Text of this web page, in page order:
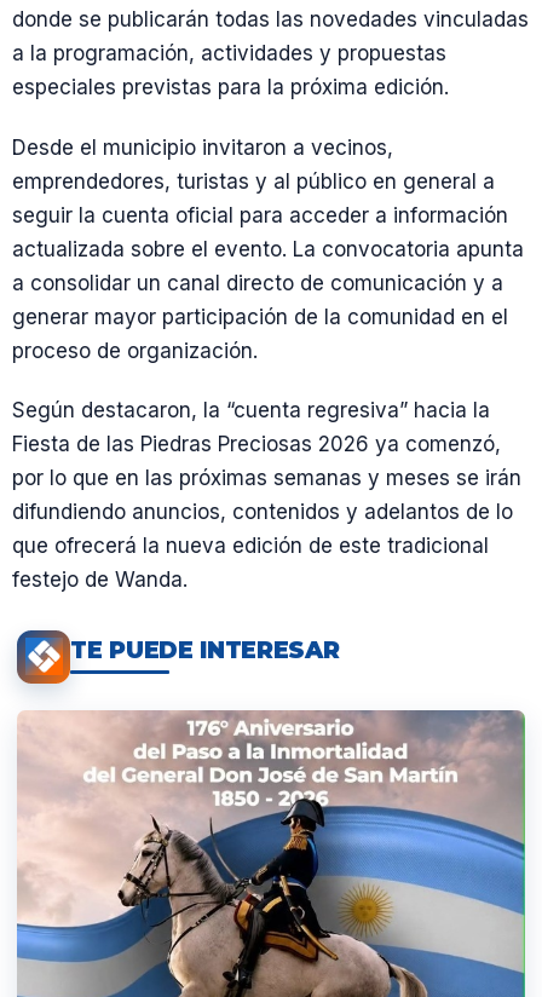
donde se publicarán todas las novedades vinculadas
a la programación, actividades y propuestas
especiales previstas para la próxima edición.
Desde el municipio invitaron a vecinos,
emprendedores, turistas y al público en general a
seguir la cuenta oficial para acceder a información
actualizada sobre el evento. La convocatoria apunta
a consolidar un canal directo de comunicación y a
generar mayor participación de la comunidad en el
proceso de organización.
Según destacaron, la “cuenta regresiva” hacia la
Fiesta de las Piedras Preciosas 2026 ya comenzó,
por lo que en las próximas semanas y meses se irán
difundiendo anuncios, contenidos y adelantos de lo
que ofrecerá la nueva edición de este tradicional
festejo de Wanda.
TE PUEDE INTERESAR